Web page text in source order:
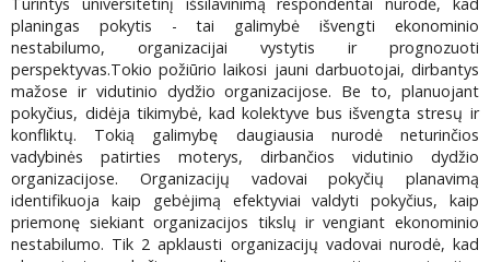
Turintys universitetinį išsilavinimą respondentai nurodė, kad
planingas pokytis - tai galimybė išvengti ekonominio
nestabilumo, organizacijai vystytis ir prognozuoti
perspektyvas.Tokio požiūrio laikosi jauni darbuotojai, dirbantys
mažose ir vidutinio dydžio organizacijose. Be to, planuojant
pokyčius, didėja tikimybė, kad kolektyve bus išvengta stresų ir
konfliktų. Tokią galimybę daugiausia nurodė neturinčios
vadybinės patirties moterys, dirbančios vidutinio dydžio
organizacijose. Organizacijų vadovai pokyčių planavimą
identifikuoja kaip gebėjimą efektyviai valdyti pokyčius, kaip
priemonę siekiant organizacijos tikslų ir vengiant ekonominio
nestabilumo. Tik 2 apklausti organizacijų vadovai nurodė, kad